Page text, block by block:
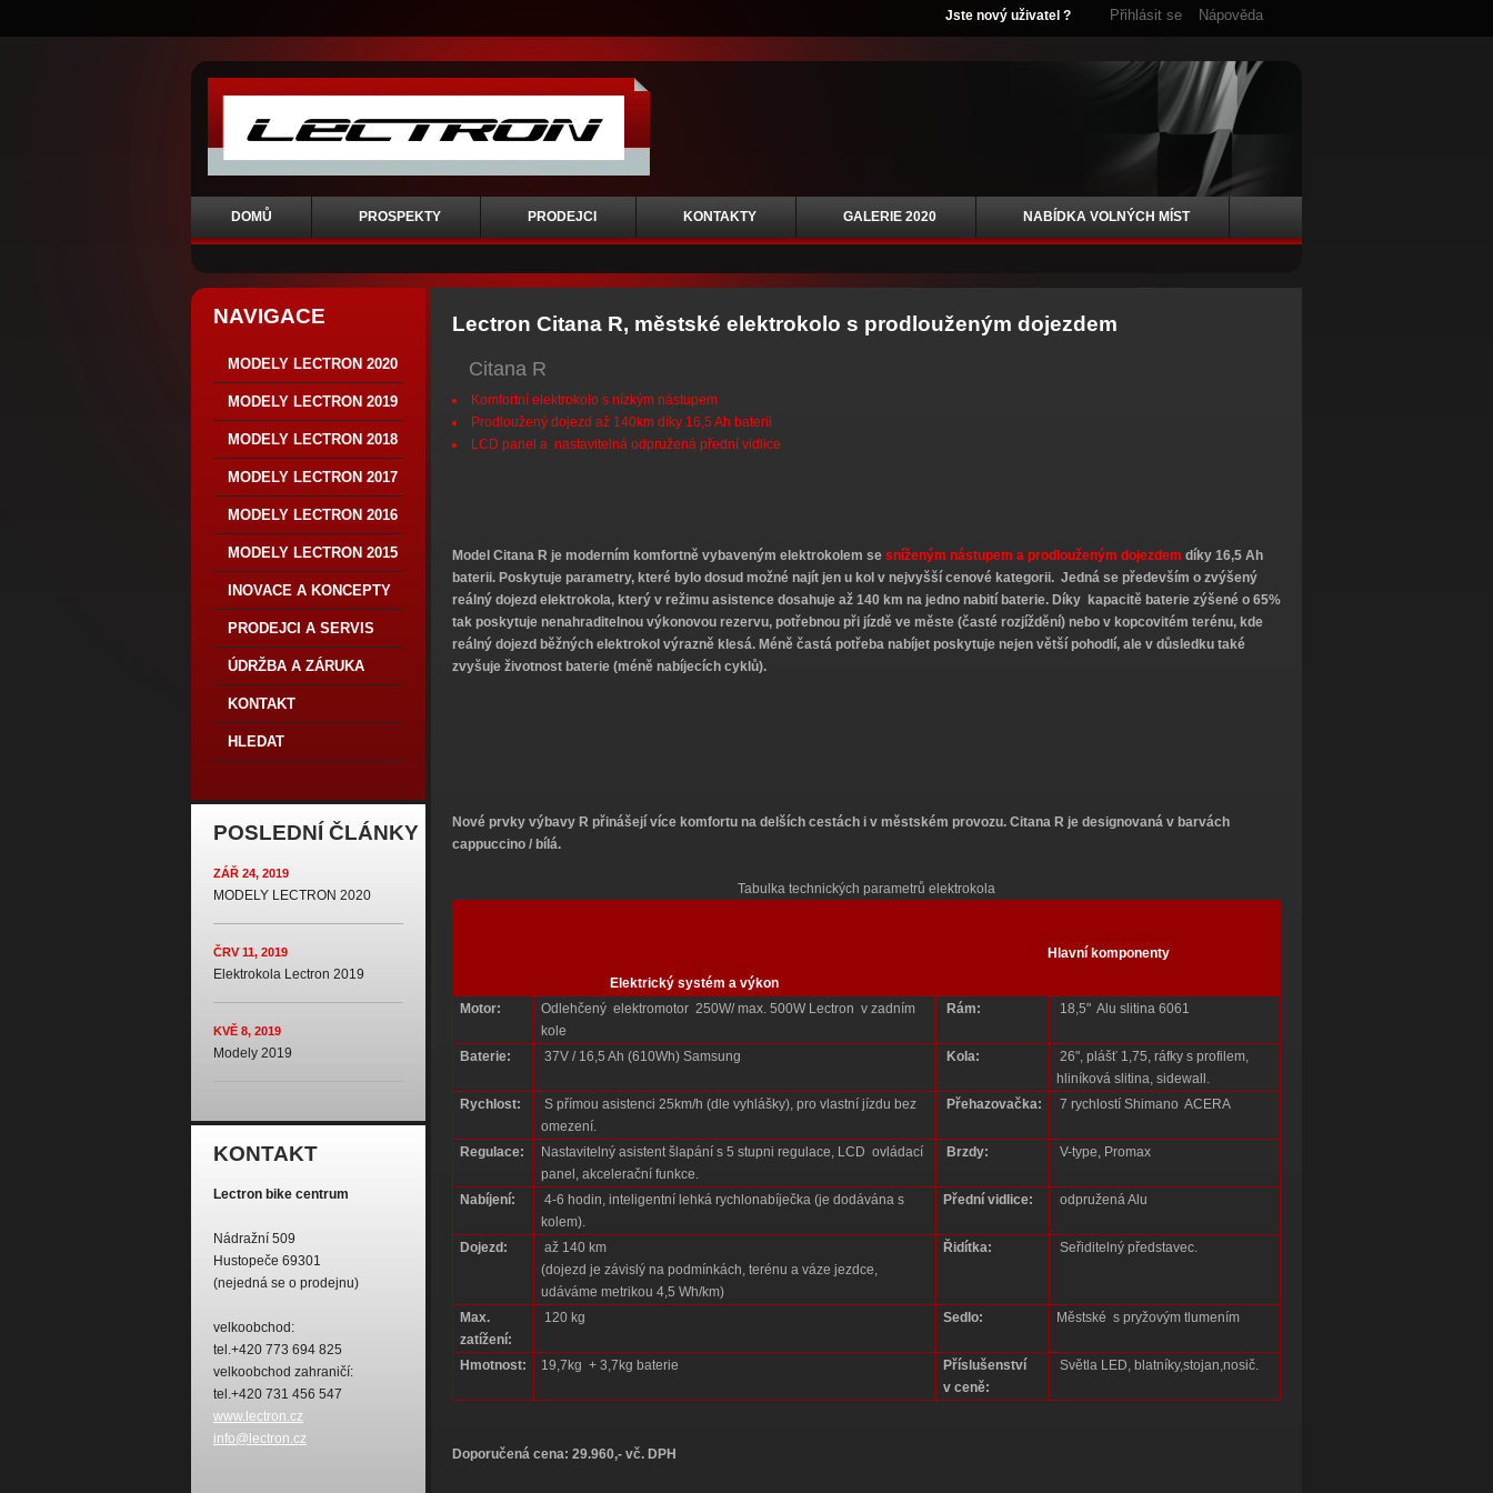
Jste nový uživatel ? Přihlásit se Nápověda
DOMŮ PROSPEKTY PRODEJCI KONTAKTY GALERIE 2020 NABÍDKA VOLNÝCH MÍST
NAVIGACE
MODELY LECTRON 2020
MODELY LECTRON 2019
MODELY LECTRON 2018
MODELY LECTRON 2017
MODELY LECTRON 2016
MODELY LECTRON 2015
INOVACE A KONCEPTY
PRODEJCI A SERVIS
ÚDRŽBA A ZÁRUKA
KONTAKT
HLEDAT
POSLEDNÍ ČLÁNKY
ZÁŘ 24, 2019
MODELY LECTRON 2020
ČRV 11, 2019
Elektrokola Lectron 2019
KVĚ 8, 2019
Modely 2019
KONTAKT
Lectron bike centrum
Nádražní 509
Hustopeče 69301
(nejedná se o prodejnu)
velkoobchod:
tel.+420 773 694 825
velkoobchod zahraničí:
tel.+420 731 456 547
www.lectron.cz
info@lectron.cz
Lectron Citana R, městské elektrokolo s prodlouženým dojezdem
Citana R
Komfortní elektrokolo s nízkým nástupem
Prodloužený dojezd až 140km díky 16,5 Ah baterii
LCD panel a nastavitelná odpružená přední vidlice
Model Citana R je moderním komfortně vybaveným elektrokolem se sníženým nástupem a prodlouženým dojezdem díky 16,5 Ah
baterii. Poskytuje parametry, které bylo dosud možné najít jen u kol v nejvyšší cenové kategorii. Jedná se především o zvýšený
reálný dojezd elektrokola, který v režimu asistence dosahuje až 140 km na jedno nabití baterie. Díky kapacitě baterie zýšené o 65%
tak poskytuje nenahraditelnou výkonovou rezervu, potřebnou při jízdě ve měste (časté rozjíždění) nebo v kopcovitém terénu, kde
reálný dojezd běžných elektrokol výrazně klesá. Méně častá potřeba nabíjet poskytuje nejen větší pohodlí, ale v důsledku také
zvyšuje životnost baterie (méně nabíjecích cyklů).
Nové prvky výbavy R přinášejí více komfortu na delších cestách i v městském provozu. Citana R je designovaná v barvách
cappuccino / bílá.
Tabulka technických parametrů elektrokola
Elektrický systém a výkon
Hlavní komponenty
Motor:
Odlehčený elektromotor 250W/ max. 500W Lectron v zadním
kole
Rám: 18,5" Alu slitina 6061
Baterie: 37V / 16,5 Ah (610Wh) Samsung Kola:
26", plášť 1,75, ráfky s profilem,
hliníková slitina, sidewall.
Rychlost:
S přímou asistenci 25km/h (dle vyhlášky), pro vlastní jízdu bez
omezení.
Přehazovačka: 7 rychlostí Shimano ACERA
Regulace:
Nastavitelný asistent šlapání s 5 stupni regulace, LCD ovládací
panel, akcelerační funkce.
Brzdy: V-type, Promax
Nabíjení:
4-6 hodin, inteligentní lehká rychlonabíječka (je dodávána s
kolem).
Přední vidlice: odpružená Alu
Dojezd:
až 140 km
(dojezd je závislý na podmínkách, terénu a váze jezdce,
udáváme metrikou 4,5 Wh/km)
Řidítka: Seřiditelný představec.
Max.
zatížení:
120 kg Sedlo: Městské s pryžovým tlumením
Hmotnost: 19,7kg + 3,7kg baterie
Příslušenství
v ceně:
Světla LED, blatníky,stojan,nosič.
Doporučená cena: 29.960,- vč. DPH